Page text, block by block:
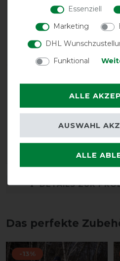
Neutral
0%
Negative
0%
02.02.2025
👍
*****
DETAILS ZUR
Das perfekte
-13%
Essenziell
Marketing
DHL
Funktional
ALLE
ALLE
AUSWAHL